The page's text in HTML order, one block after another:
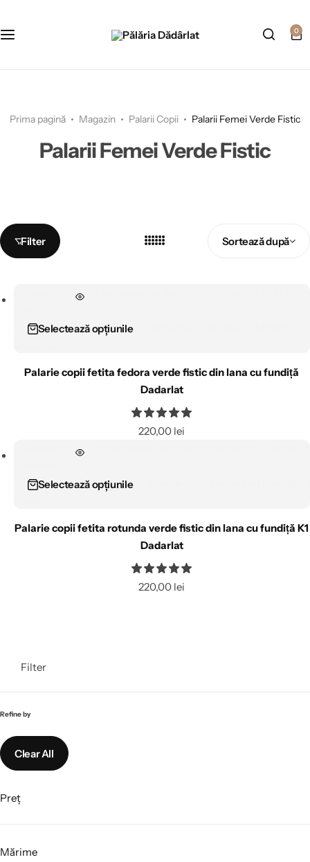
0
Prima pagină Magazin Palarii Copii Palarii Femei Verde Fistic
Palarii Femei Verde Fistic
Filter Sortează după
Selectează opțiunile
Palarie copii fetita fedora verde fistic din lana cu fundiță
Dadarlat
220,00 lei
Selectează opțiunile
Palarie copii fetita rotunda verde fistic din lana cu fundiță K1
Dadarlat
220,00 lei
Filter
Refine by
Clear All
Preț
Mărime